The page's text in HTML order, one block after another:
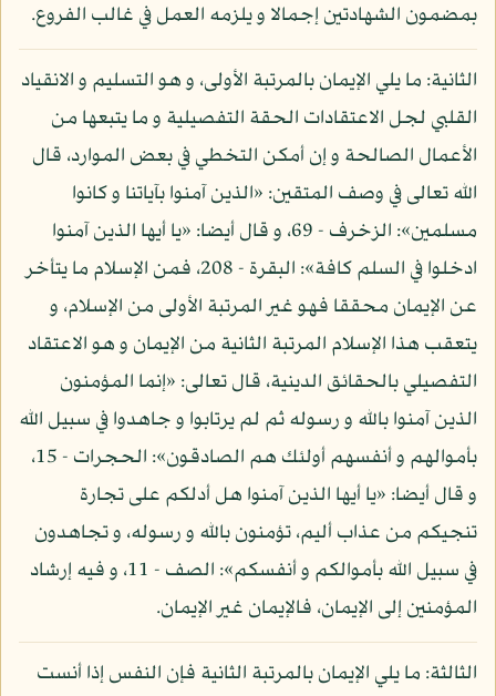
بمضمون الشهادتين إجمالا و يلزمه العمل في غالب الفروع.
الثانية: ما يلي الإيمان بالمرتبة الأولى، و هو التسليم و الانقياد
القلبي لجل الاعتقادات الحقة التفصيلية و ما يتبعها من
الأعمال الصالحة و إن أمكن التخطي في بعض الموارد، قال
الله تعالى في وصف المتقين: «الذين آمنوا بآياتنا و كانوا
مسلمين»: الزخرف - 69، و قال أيضا: «يا أيها الذين آمنوا
ادخلوا في السلم كافة»: البقرة - 208، فمن الإسلام ما يتأخر
عن الإيمان محققا فهو غير المرتبة الأولى من الإسلام، و
يتعقب هذا الإسلام المرتبة الثانية من الإيمان و هو الاعتقاد
التفصيلي بالحقائق الدينية، قال تعالى: «إنما المؤمنون
الذين آمنوا بالله و رسوله ثم لم يرتابوا و جاهدوا في سبيل الله
بأموالهم و أنفسهم أولئك هم الصادقون»: الحجرات - 15،
و قال أيضا: «يا أيها الذين آمنوا هل أدلكم على تجارة
تنجيكم من عذاب أليم، تؤمنون بالله و رسوله، و تجاهدون
في سبيل الله بأموالكم و أنفسكم»: الصف - 11، و فيه إرشاد
المؤمنين إلى الإيمان، فالإيمان غير الإيمان.
الثالثة: ما يلي الإيمان بالمرتبة الثانية فإن النفس إذا أنست